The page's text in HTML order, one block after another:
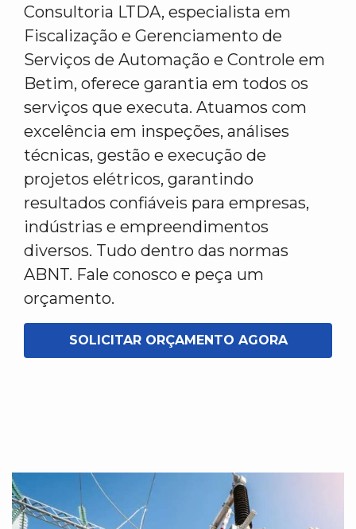
Consultoria LTDA, especialista em
Fiscalização e Gerenciamento de
Serviços de Automação e Controle em
Betim, oferece garantia em todos os
serviços que executa. Atuamos com
excelência em inspeções, análises
técnicas, gestão e execução de
projetos elétricos, garantindo
resultados confiáveis para empresas,
indústrias e empreendimentos
diversos. Tudo dentro das normas
ABNT. Fale conosco e peça um
orçamento.
SOLICITAR ORÇAMENTO AGORA